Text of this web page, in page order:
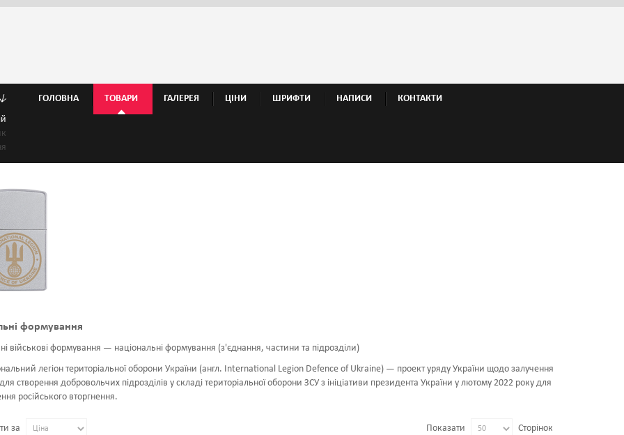
↓
ГОЛОВНА ТОВАРИ ГАЛЕРЕЯ ЦІНИ ШРИФТИ НАПИСИ КОНТАКТИ
формування
військові формування — національні формування (з'єднання, частини та підрозділи)
легіон територіальної оборони України (англ. International Legion Defenсe of Ukraine) — проект уряду України щодо залучення
створення добровольчих підрозділів у складі територіальної оборони ЗСУ з ініціативи президента України у лютому 2022 року для
російського вторгнення.
за Показати Сторінок